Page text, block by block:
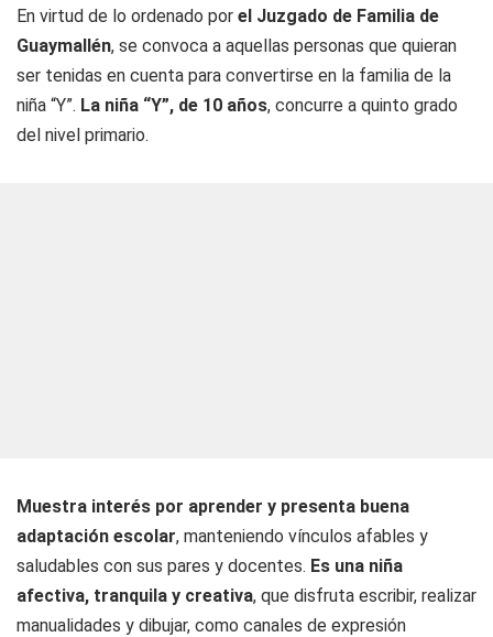
En virtud de lo ordenado por el Juzgado de Familia de
Guaymallén, se convoca a aquellas personas que quieran
ser tenidas en cuenta para convertirse en la familia de la
niña “Y”. La niña “Y”, de 10 años, concurre a quinto grado
del nivel primario.
Muestra interés por aprender y presenta buena
adaptación escolar, manteniendo vínculos afables y
saludables con sus pares y docentes. Es una niña
afectiva, tranquila y creativa, que disfruta escribir, realizar
manualidades y dibujar, como canales de expresión